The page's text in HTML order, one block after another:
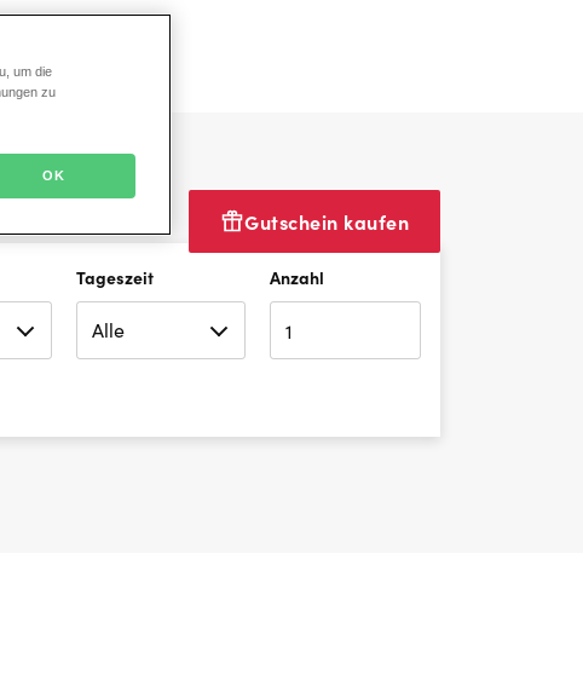
Gutschein kaufen
Tageszeit Anzahl
um die
zu
OK